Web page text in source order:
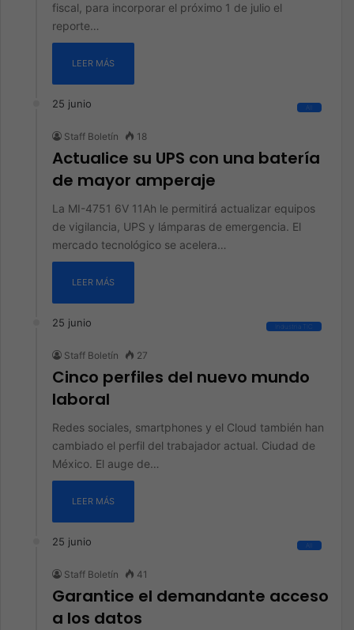
fiscal, para incorporar el próximo 1 de julio el
reporte…
LEER MÁS
25 junio All
Staff Boletín 18
Actualice su UPS con una batería
de mayor amperaje
La MI-4751 6V 11Ah le permitirá actualizar equipos
de vigilancia, UPS y lámparas de emergencia. El
mercado tecnológico se acelera…
LEER MÁS
25 junio Industria TIC
Staff Boletín 27
Cinco perfiles del nuevo mundo
laboral
Redes sociales, smartphones y el Cloud también han
cambiado el perfil del trabajador actual. Ciudad de
México. El auge de…
LEER MÁS
25 junio All
Staff Boletín 41
Garantice el demandante acceso
a los datos